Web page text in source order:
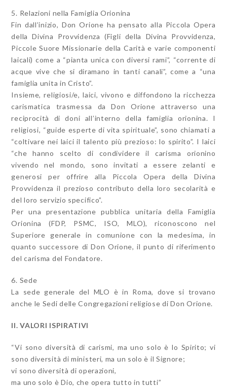
5. Relazioni nella Famiglia Orionina
Fin dall’inizio, Don Orione ha pensato alla Piccola Opera
della Divina Provvidenza (Figli della Divina Provvidenza,
Piccole Suore Missionarie della Carità e varie componenti
laicali) come a “pianta unica con diversi rami”, “corrente di
acque vive che si diramano in tanti canali”, come a “una
famiglia unita in Cristo”.
Insieme, religiosi/e, laici, vivono e diffondono la ricchezza
carismatica trasmessa da Don Orione attraverso una
reciprocità di doni all’interno della famiglia orionina. I
religiosi, “guide esperte di vita spirituale”, sono chiamati a
“coltivare nei laici il talento più prezioso: lo spirito”. I laici
“che hanno scelto di condividere il carisma orionino
vivendo nel mondo, sono invitati a essere zelanti e
generosi per offrire alla Piccola Opera della Divina
Provvidenza il prezioso contributo della loro secolarità e
del loro servizio specifico”.
Per una presentazione pubblica unitaria della Famiglia
Orionina (FDP, PSMC, ISO, MLO), riconoscono nel
Superiore generale in comunione con la medesima, in
quanto successore di Don Orione, il punto di riferimento
del carisma del Fondatore.
6. Sede
La sede generale del MLO è in Roma, dove si trovano
anche le Sedi delle Congregazioni religiose di Don Orione.
II. VALORI ISPIRATIVI
“Vi sono diversità di carismi, ma uno solo è lo Spirito; vi
sono diversità di ministeri, ma un solo è il Signore;
vi sono diversità di operazioni,
ma uno solo è Dio, che opera tutto in tutti”